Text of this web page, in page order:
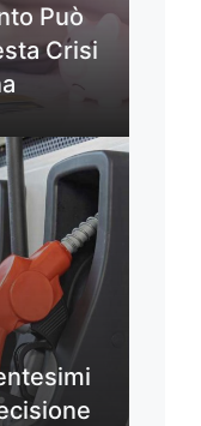
Può
Crisi